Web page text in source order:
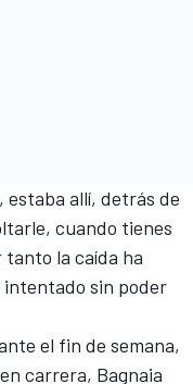
allí, detrás de
cuando tienes
la caída ha
intentado sin poder
el fin de semana,
carrera, Bagnaia